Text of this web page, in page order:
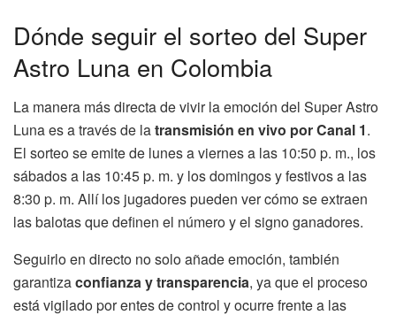
Dónde seguir el sorteo del Super
Astro Luna en Colombia
La manera más directa de vivir la emoción del Super Astro
Luna es a través de latransmisión en vivo por Canal 1.
El sorteo se emite de lunes a viernes a las 10:50 p. m., los
sábados a las 10:45 p. m. y los domingos y festivos a las
8:30 p. m. Allí los jugadores pueden ver cómo se extraen
las balotas que definen el número y el signo ganadores.
Seguirlo en directo no solo añade emoción, también
garantizaconfianza y transparencia, ya que el proceso
está vigilado por entes de control y ocurre frente a las